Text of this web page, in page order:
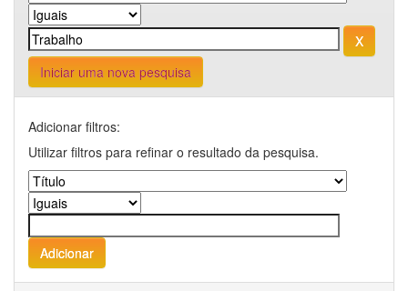
Iniciar uma nova pesquisa
Adicionar filtros:
Utilizar filtros para refinar o resultado da pesquisa.